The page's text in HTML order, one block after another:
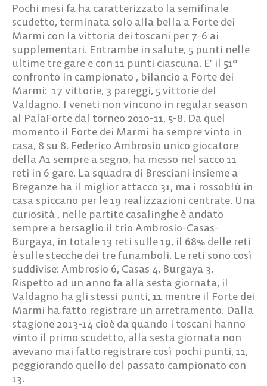
Pochi mesi fa ha caratterizzato la semifinale
scudetto, terminata solo alla bella a Forte dei
Marmi con la vittoria dei toscani per 7-6 ai
supplementari. Entrambe in salute, 5 punti nelle
ultime tre gare e con 11 punti ciascuna. E’ il 51°
confronto in campionato , bilancio a Forte dei
Marmi: 17 vittorie, 3 pareggi, 5 vittorie del
Valdagno. I veneti non vincono in regular season
al PalaForte dal torneo 2010-11, 5-8. Da quel
momento il Forte dei Marmi ha sempre vinto in
casa, 8 su 8. Federico Ambrosio unico giocatore
della A1 sempre a segno, ha messo nel sacco 11
reti in 6 gare. La squadra di Bresciani insieme a
Breganze ha il miglior attacco 31, ma i rossoblù in
casa spiccano per le 19 realizzazioni centrate. Una
curiosità , nelle partite casalinghe è andato
sempre a bersaglio il trio Ambrosio-Casas-
Burgaya, in totale 13 reti sulle 19, il 68% delle reti
è sulle stecche dei tre funamboli. Le reti sono così
suddivise: Ambrosio 6, Casas 4, Burgaya 3.
Rispetto ad un anno fa alla sesta giornata, il
Valdagno ha gli stessi punti, 11 mentre il Forte dei
Marmi ha fatto registrare un arretramento. Dalla
stagione 2013-14 cioè da quando i toscani hanno
vinto il primo scudetto, alla sesta giornata non
avevano mai fatto registrare così pochi punti, 11,
peggiorando quello del passato campionato con
13.